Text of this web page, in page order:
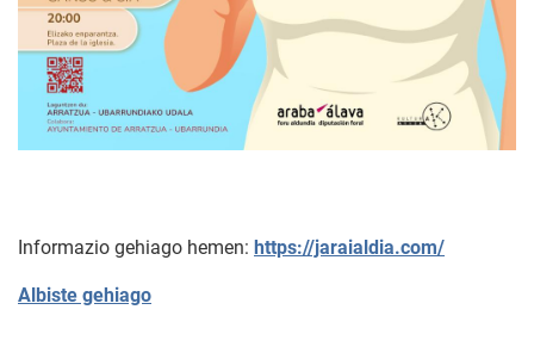
Informazio gehiago hemen: https://jaraialdia.com/
Albiste gehiago